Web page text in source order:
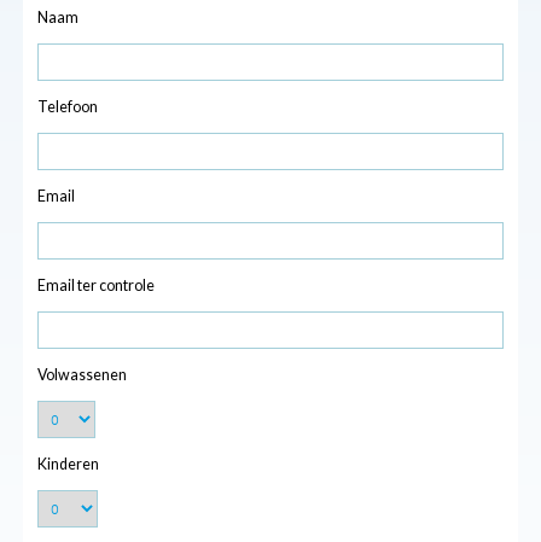
Naam
Telefoon
Email
Email ter controle
Volwassenen
Kinderen